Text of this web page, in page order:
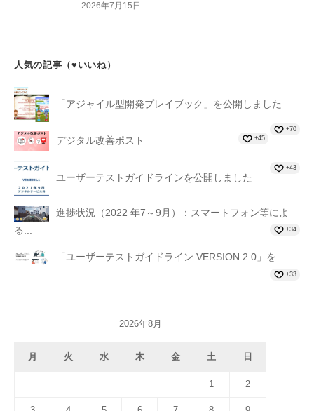
2026年7月15日
人気の記事（♥いいね）
「アジャイル型開発プレイブック」を公開しました
+70
デジタル改善ポスト +45
ユーザーテストガイドラインを公開しました
+43
進捗状況（2022 年7～9月）：スマートフォン等によ
る...
+34
「ユーザーテストガイドライン VERSION 2.0」を...
+33
2026年8月
月 火 水 木 金 土 日
1 2